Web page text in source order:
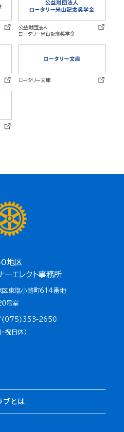
公益財団法人
ロータリー米山記念奨学金
ロータリー文庫
地区
エレクト事務所
東塩小路町614番地
号室
(075)353-2650
祝日休）
ブとは